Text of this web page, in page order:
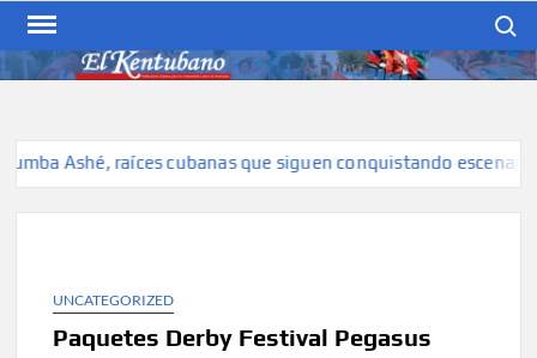
Skip
content
hispana de Kentucky
Ashé, raíces cubanas que siguen conquistando escenarios
UNCATEGORIZED
Paquetes Derby Festival Pegasus